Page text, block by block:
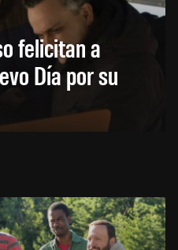
felicitan a
Día por su